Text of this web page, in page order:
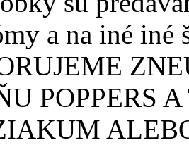
a na iné iné
POPPERS